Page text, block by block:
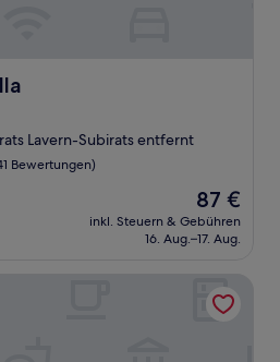
Lavern-Subirats entfernt
Bewertungen)
Der
Preis
beträgt
87 €
inkl. Steuern & Gebühren
16. Aug.–17. Aug.